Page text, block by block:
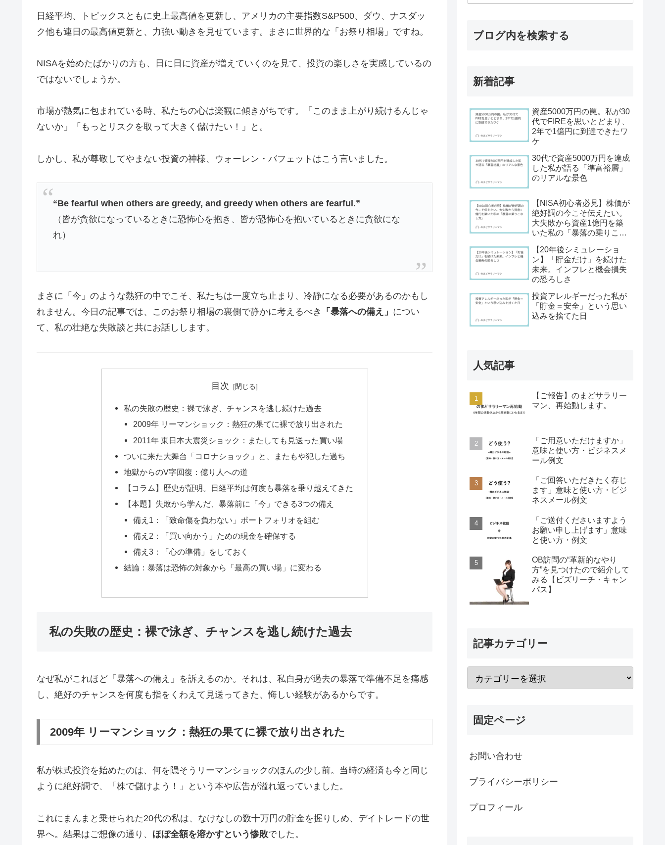
日経平均、トピックスともに史上最高値を更新し、アメリカの主要指数S&P500、ダウ、ナスダッ
ク他も連日の最高値更新と、力強い動きを見せています。まさに世界的な「お祭り相場」ですね。
NISAを始めたばかりの方も、日に日に資産が増えていくのを見て、投資の楽しさを実感しているの
ではないでしょうか。
市場が熱気に包まれている時、私たちの心は楽観に傾きがちです。「このまま上がり続けるんじゃ
ないか」「もっとリスクを取って大きく儲けたい！」と。
しかし、私が尊敬してやまない投資の神様、ウォーレン・バフェットはこう言いました。
“Be fearful when others are greedy, and greedy when others are fearful.”
（皆が貪欲になっているときに恐怖心を抱き、皆が恐怖心を抱いているときに貪欲にな
れ）
まさに「今」のような熱狂の中でこそ、私たちは一度立ち止まり、冷静になる必要があるのかもし
れません。今日の記事では、このお祭り相場の裏側で静かに考えるべき
「暴落への備え」 につい
て、私の壮絶な失敗談と共にお話しします。
目次
私の失敗の歴史：裸で泳ぎ、チャンスを逃し続けた過去
2009年 リーマンショック：熱狂の果てに裸で放り出された
2011年 東日本大震災ショック：またしても見送った買い場
ついに来た大舞台「コロナショック」と、またもや犯した過ち
地獄からのV字回復：億り人への道
【コラム】歴史が証明。日経平均は何度も暴落を乗り越えてきた
【本題】失敗から学んだ、暴落前に「今」できる3つの備え
備え1：「致命傷を負わない」ポートフォリオを組む
備え2：「買い向かう」ための現金を確保する
備え3：「心の準備」をしておく
結論：暴落は恐怖の対象から「最高の買い場」に変わる
私の失敗の歴史：裸で泳ぎ、チャンスを逃し続けた過去
なぜ私がこれほど「暴落への備え」を訴えるのか。それは、私自身が過去の暴落で準備不足を痛感
し、絶好のチャンスを何度も指をくわえて見送ってきた、悔しい経験があるからです。
2009年 リーマンショック：熱狂の果てに裸で放り出された
私が株式投資を始めたのは、何を隠そうリーマンショックのほんの少し前。当時の経済も今と同じ
ように絶好調で、「株で儲けよう！」という本や広告が溢れ返っていました。
これにまんまと乗せられた20代の私は、なけなしの数十万円の貯金を握りしめ、デイトレードの世
界へ。結果はご想像の通り、 ほぼ全額を溶かすという惨敗でした。
ブログ内を検索する
新着記事
資産5000万円の罠。私が30
代でFIREを思いとどまり、
2年で1億円に到達できたワ
ケ
30代で資産5000万円を達成
した私が語る「準富裕層」
のリアルな景色
【NISA初心者必見】株価が
絶好調の今こそ伝えたい。
大失敗から資産1億円を築
いた私の「暴落の乗りこな
【20年後シミュレーショ
ン】「貯金だけ」を続けた
未来。インフレと機会損失
の恐ろしさ
投資アレルギーだった私が
「貯金＝安全」という思い
込みを捨てた日
人気記事
【ご報告】のまどサラリー
マン、再始動します。
「ご用意いただけますか」
意味と使い方・ビジネスメ
ール例文
「ご回答いただきたく存じ
ます」意味と使い方・ビジ
ネスメール例文
「ご送付くださいますよう
お願い申し上げます」意味
と使い方・例文
OB訪問の“革新的なやり
方”を見つけたので紹介して
みる【ビズリーチ・キャン
パス】
記事カテゴリー
固定ページ
お問い合わせ
プライバシーポリシー
プロフィール